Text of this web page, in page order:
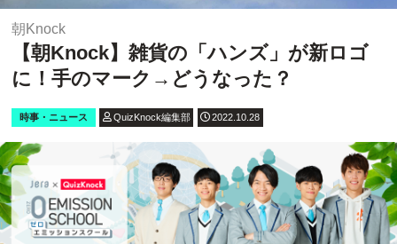
朝Knock
【朝Knock】雑貨の「ハンズ」が新ロゴ
に！手のマーク→どうなった？
時事・ニュース QuizKnock編集部 2022.10.28